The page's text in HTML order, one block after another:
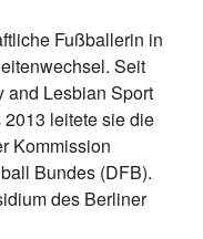
Fußballerin in
Seit
and Lesbian Sport
leitete sie die
Kommission
Bundes (DFB).
des Berliner